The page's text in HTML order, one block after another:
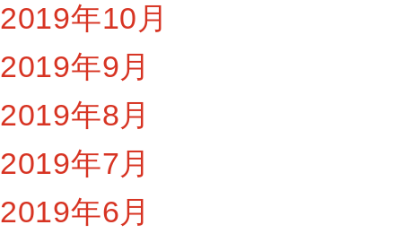
2019年10月
2019年9月
2019年8月
2019年7月
2019年6月